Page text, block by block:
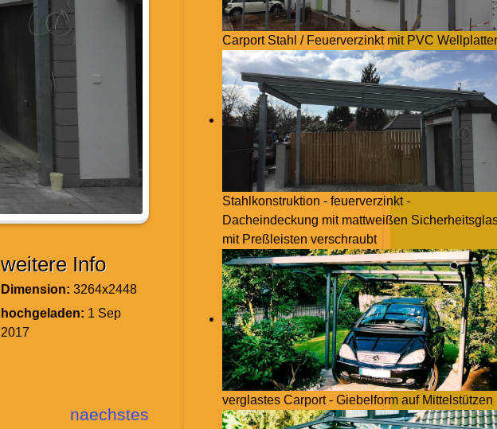
weitere Info
Dimension:3264x2448
hochgeladen: 1 Sep
2017
naechstes
Carport Stahl / Feuerverzinkt mit PVC
Stahlkonstruktion - feuerverzinkt -
Dacheindeckung mit mattweißen
mit Preßleisten verschraubt
verglastes Carport - Giebelform auf Mittelstützen